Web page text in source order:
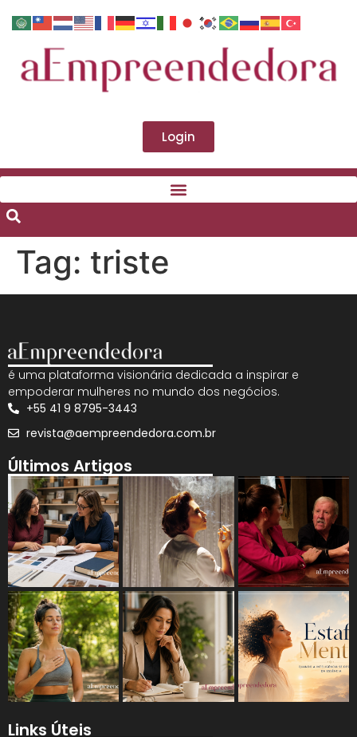
Login
Tag: triste
é uma plataforma visionária dedicada a inspirar e
empoderar mulheres no mundo dos negócios.
+55 41 9 8795-3443
revista@aempreendedora.com.br
Últimos Artigos
Links Úteis